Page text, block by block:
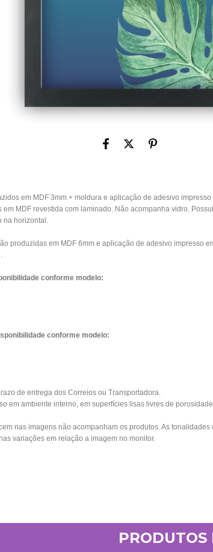
em MDF 3mm + moldura e aplicação de adesivo
em MDF revestida com laminado. Não acompanha vidro.
na horizontal.
produzidas em MDF 6mm e aplicação de adesivo impresso
conforme modelo:
conforme modelo:
de entrega dos Correios ou Transportadora.
em ambiente interno, em superfícies lisas livres de
nas imagens não acompanham os produtos. As tonalidades
variações em relação a imagem no monitor.
PRODUTOS